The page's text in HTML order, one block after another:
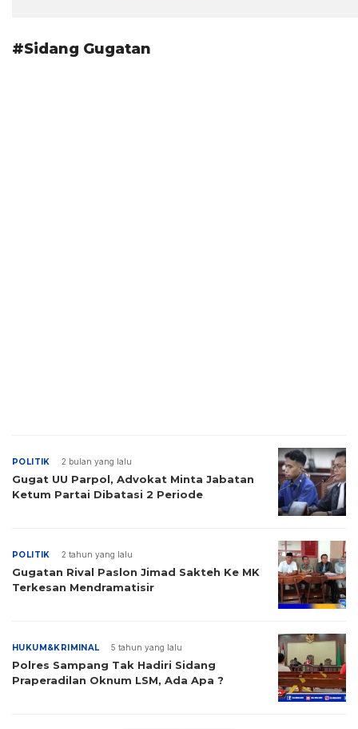
#Sidang Gugatan
POLITIK 2 bulan yang lalu
Gugat UU Parpol, Advokat Minta Jabatan
Ketum Partai Dibatasi 2 Periode
POLITIK 2 tahun yang lalu
Gugatan Rival Paslon Jimad Sakteh Ke MK
Terkesan Mendramatisir
HUKUM&KRIMINAL 5 tahun yang lalu
Polres Sampang Tak Hadiri Sidang
Praperadilan Oknum LSM, Ada Apa ?